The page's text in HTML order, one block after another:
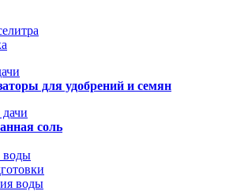
для удобрений и семян
соль
воды
воды